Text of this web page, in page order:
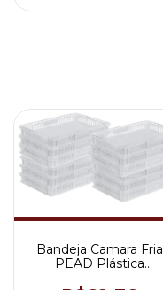
Bandeja Camara Fria
PEAD Plástica